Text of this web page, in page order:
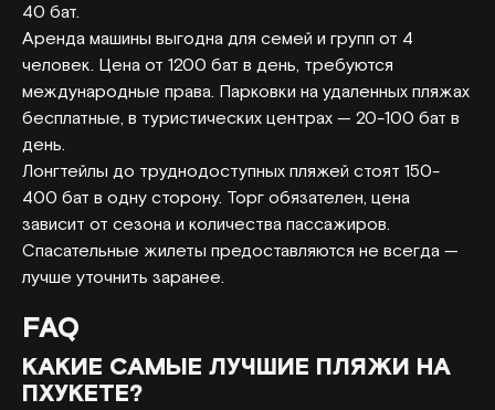
40 бат.
Аренда машины выгодна для семей и групп от 4
человек. Цена от 1200 бат в день, требуются
международные права. Парковки на удаленных пляжах
бесплатные, в туристических центрах — 20-100 бат в
день.
Лонгтейлы до труднодоступных пляжей стоят 150-
400 бат в одну сторону. Торг обязателен, цена
зависит от сезона и количества пассажиров.
Спасательные жилеты предоставляются не всегда —
лучше уточнить заранее.
FAQ
КАКИЕ САМЫЕ ЛУЧШИЕ ПЛЯЖИ НА
ПХУКЕТЕ?